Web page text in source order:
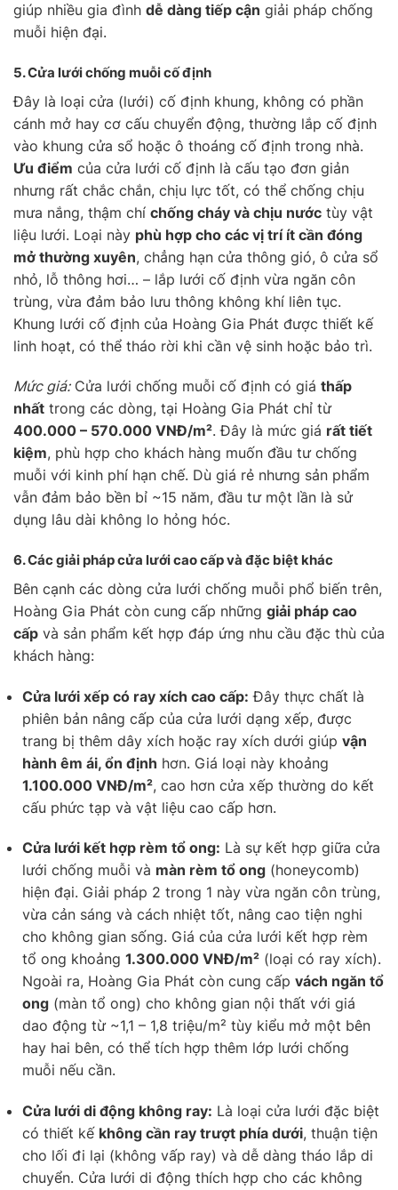
giúp nhiều gia đình dễ dàng tiếp cận giải pháp chống
muỗi hiện đại.
5. Cửa lưới chống muỗicố định
Đây là loại cửa (lưới) cố định khung, không có phần
cánh mở hay cơ cấu chuyển động, thường lắp cố định
vào khung cửa sổ hoặc ô thoáng cố định trong nhà.
Ưu điểm của cửa lưới cố định là cấu tạo đơn giản
nhưng rất chắc chắn, chịu lực tốt, có thể chống chịu
mưa nắng, thậm chí chống cháy và chịu nước tùy vật
liệu lưới. Loại này phù hợp cho các vị trí ít cần đóng
mở thường xuyên, chẳng hạn cửa thông gió, ô cửa sổ
nhỏ, lỗ thông hơi… – lắp lưới cố định vừa ngăn côn
trùng, vừa đảm bảo lưu thông không khí liên tục.
Khung lưới cố định của Hoàng Gia Phát được thiết kế
linh hoạt, có thể tháo rời khi cần vệ sinh hoặc bảo trì.
Mức giá:Cửa lưới chống muỗi cố định có giá thấp
nhất trong các dòng, tại Hoàng Gia Phát chỉ từ
400.000 – 570.000 VNĐ/m². Đây là mức giá rất tiết
kiệm, phù hợp cho khách hàng muốn đầu tư chống
muỗi với kinh phí hạn chế. Dù giá rẻ nhưng sản phẩm
vẫn đảm bảo bền bỉ ~15 năm, đầu tư một lần là sử
dụng lâu dài không lo hỏng hóc.
6.Các giải pháp cửa lưới cao cấp và đặc biệt khác
Bên cạnh các dòng cửa lưới chống muỗi phổ biến trên,
Hoàng Gia Phát còn cung cấp những giải pháp cao
cấp và sản phẩm kết hợp đáp ứng nhu cầu đặc thù của
khách hàng:
Cửa lưới xếp có ray xích cao cấp: Đây thực chất là
phiên bản nâng cấp của cửa lưới dạng xếp, được
trang bị thêm dây xích hoặc ray xích dưới giúp vận
hành êm ái, ổn định hơn. Giá loại này khoảng
1.100.000 VNĐ/m², cao hơn cửa xếp thường do kết
cấu phức tạp và vật liệu cao cấp hơn.
Cửa lưới kết hợp rèm tổ ong: Là sự kết hợp giữa cửa
lưới chống muỗi và màn rèm tổ ong (honeycomb)
hiện đại. Giải pháp 2 trong 1 này vừa ngăn côn trùng,
vừa cản sáng và cách nhiệt tốt, nâng cao tiện nghi
cho không gian sống. Giá của cửa lưới kết hợp rèm
tổ ong khoảng 1.300.000 VNĐ/m² (loại có ray xích).
Ngoài ra, Hoàng Gia Phát còn cung cấp vách ngăn tổ
ong (màn tổ ong) cho không gian nội thất với giá
dao động từ ~1,1 – 1,8 triệu/m² tùy kiểu mở một bên
hay hai bên, có thể tích hợp thêm lớp lưới chống
muỗi nếu cần.
Cửa lưới di động không ray: Là loại cửa lưới đặc biệt
có thiết kế không cần ray trượt phía dưới, thuận tiện
cho lối đi lại (không vấp ray) và dễ dàng tháo lắp di
chuyển. Cửa lưới di động thích hợp cho các không